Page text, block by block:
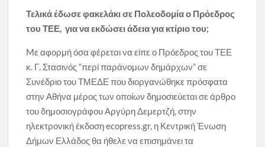
Τελικά έδωσε φακελάκι σε Πολεοδομία ο Πρόεδρος
του ΤΕΕ, για να εκδώσει άδεια για κτίριο του;
Mε αφορμή όσα φέρεται να είπε ο Πρόεδρος του ΤΕΕ
κ. Γ. Στασινός “περί παράνομων δημάρχων” σε
Συνέδριο του ΤΜΕΔΕ που διοργανώθηκε πρόσφατα
στην Αθήνα μέρος των οποίων δημοσιεύεται σε άρθρο
του δημοσιογράφου Αργύρη Δεμερτζή, στην
ηλεκτρονική έκδοση ecopress.gr, η Κεντρική Ένωση
Δήμων Ελλάδος θα ήθελε να επισημάνει τα